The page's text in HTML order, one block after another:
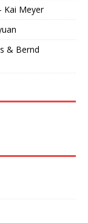
Kai Meyer
& Bernd